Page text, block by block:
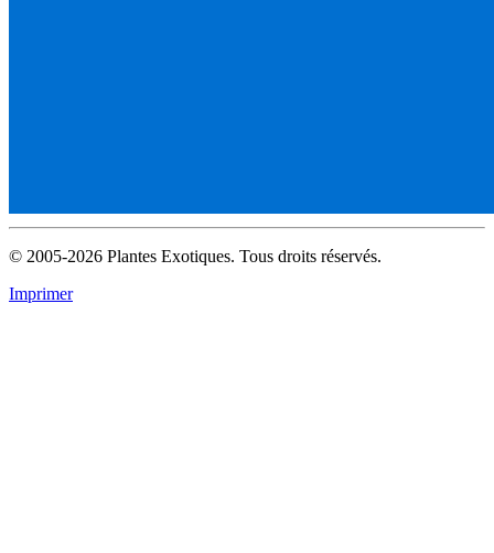
© 2005-2026 Plantes Exotiques. Tous droits réservés.
Imprimer